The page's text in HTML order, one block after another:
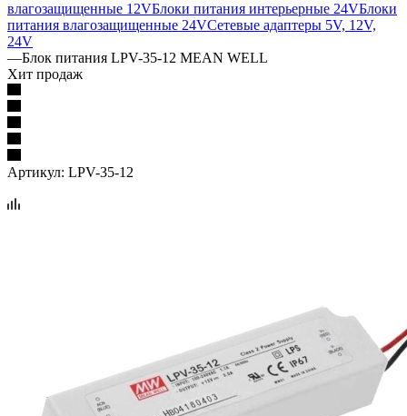
влагозащищенные 12VБлоки питания интерьерные 24VБлоки
питания влагозащищенные 24VСетевые адаптеры 5V, 12V,
24V
—Блок питания LPV-35-12 MEAN WELL
Хит продаж
Артикул: LPV-35-12